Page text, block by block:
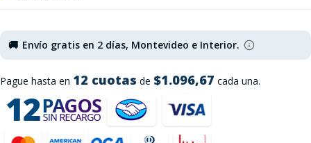
🚚 Envío gratis en 2 días, Montevideo e Interior.
Pague hasta en 12 cuotas de $1.096,67 cada una.